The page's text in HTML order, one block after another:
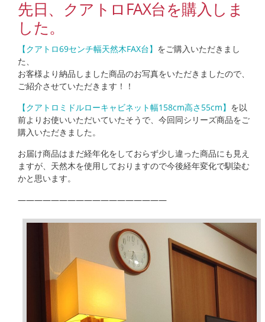
先日、クアトロFAX台を購入しま
した。
【クアトロ69センチ幅天然木FAX台】 をご購入いただきまし
た、
お客様より納品しました商品のお写真をいただきましたので、
ご紹介させていただきます！！
【クアトロミドルローキャビネット幅158cm高さ55cm】 を以
前よりお使いいただいていたそうで、今回同シリーズ商品をご
購入いただきました。
お届け商品はまだ経年化をしておらず少し違った商品にも見え
ますが、天然木を使用しておりますので今後経年変化で馴染む
かと思います。
——————————————————